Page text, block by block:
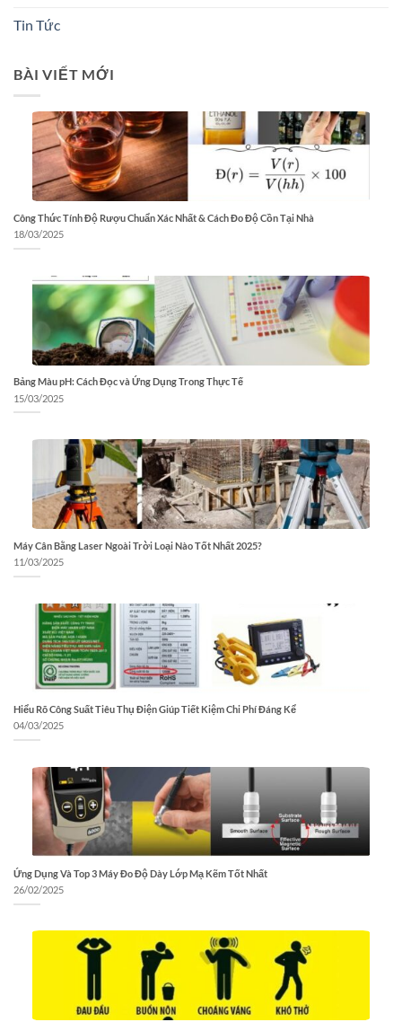
Tin Tức
BÀI VIẾT MỚI
Công Thức Tính Độ Rượu Chuẩn Xác Nhất & Cách Đo Độ Cồn Tại Nhà
18/03/2025
Bảng Màu pH: Cách Đọc và Ứng Dụng Trong Thực Tế
15/03/2025
Máy Cân Bằng Laser Ngoài Trời Loại Nào Tốt Nhất 2025?
11/03/2025
Hiểu Rõ Công Suất Tiêu Thụ Điện Giúp Tiết Kiệm Chi Phí Đáng Kể
04/03/2025
Ứng Dụng Và Top 3 Máy Đo Độ Dày Lớp Mạ Kẽm Tốt Nhất
26/02/2025